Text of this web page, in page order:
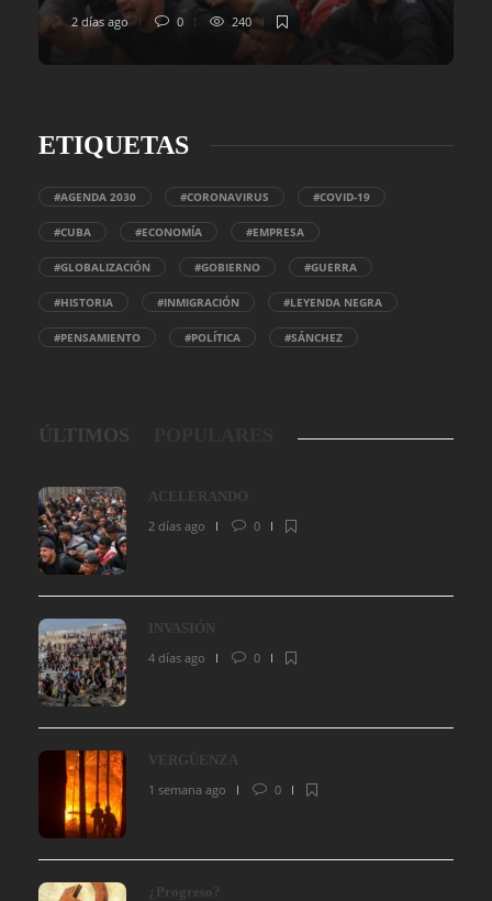
2 días ago
0 240
ETIQUETAS
#AGENDA 2030 #CORONAVIRUS #COVID-19
#CUBA #ECONOMÍA #EMPRESA
#GLOBALIZACIÓN #GOBIERNO #GUERRA
#HISTORIA #INMIGRACIÓN #LEYENDA NEGRA
#PENSAMIENTO #POLÍTICA #SÁNCHEZ
ÚLTIMOS
ACELERANDO
2 días ago
0
INVASIÓN
4 días ago
0
VERGÜENZA
1 semana ago
0
¿Progreso?